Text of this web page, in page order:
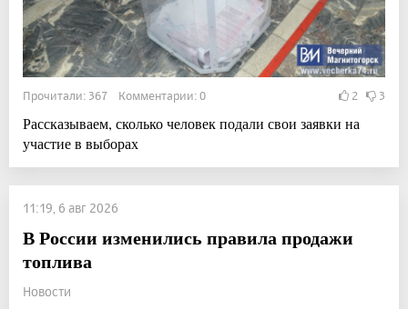
Прочитали: 367 Комментарии: 0 2 3
Рассказываем, сколько человек подали свои заявки на
участие в выборах
11:19, 6 авг 2026
В России изменились правила продажи
топлива
Новости